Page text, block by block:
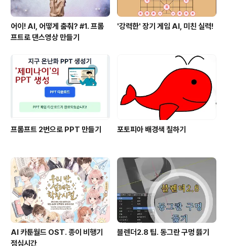
어이! AI, 어떻게 춤춰? #1. 프롬
프트로 댄스영상 만들기
'강력한' 장기 게임 AI, 미친 실력!
프롬프트 2번으로 PPT 만들기 포토피아 배경색 칠하기
AI 카툰월드 OST. 종이 비행기
점심시간
블렌더2.8 팁. 동그란 구멍 뜷기